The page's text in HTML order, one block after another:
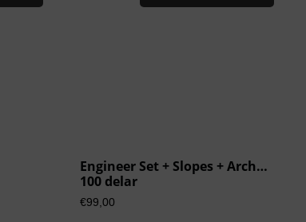
Engineer Set + Slopes + Arches
100 delar
€99,00